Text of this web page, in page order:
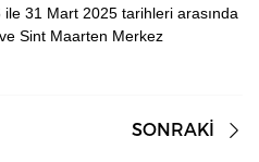
31 Mart 2025 tarihleri ​​arasında
Sint Maarten Merkez
SONRAKİ